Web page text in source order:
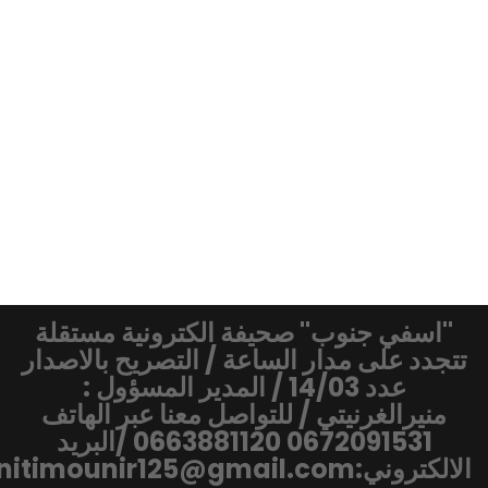
"اسفي جنوب" صحيفة الكترونية مستقلة
تتجدد على مدار الساعة / التصريح بالاصدار
عدد 14/03 / المدير المسؤول :
منيرالغرنيتي / للتواصل معنا عبر الهاتف
0672091531 0663881120 /البريد
الالكتروني:gharnitimounir125@gmail.com